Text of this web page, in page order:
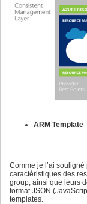
ARM Template
Comme je l’ai
caractéristiques des
group, ainsi que leurs
format JSON
templates.